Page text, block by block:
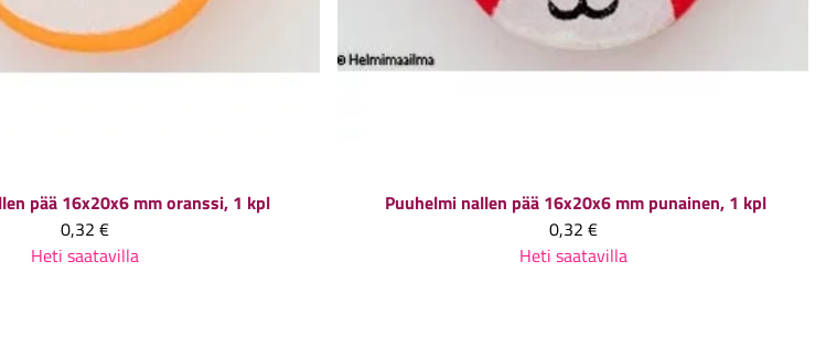
pää 16x20x6 mm oranssi, 1 kpl
0,32 €
Heti saatavilla
Puuhelmi nallen pää 16x20x6 mm punainen, 1 kpl
0,32 €
Heti saatavilla